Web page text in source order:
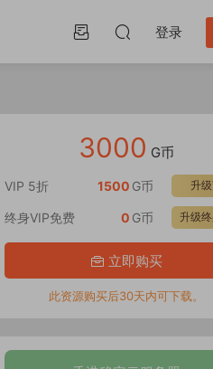
登录
3000 G币
VIP 5折 升
1500 G币
终身VIP免费 升级
0 G币
立即购买
此资源购买后30天内可下载。